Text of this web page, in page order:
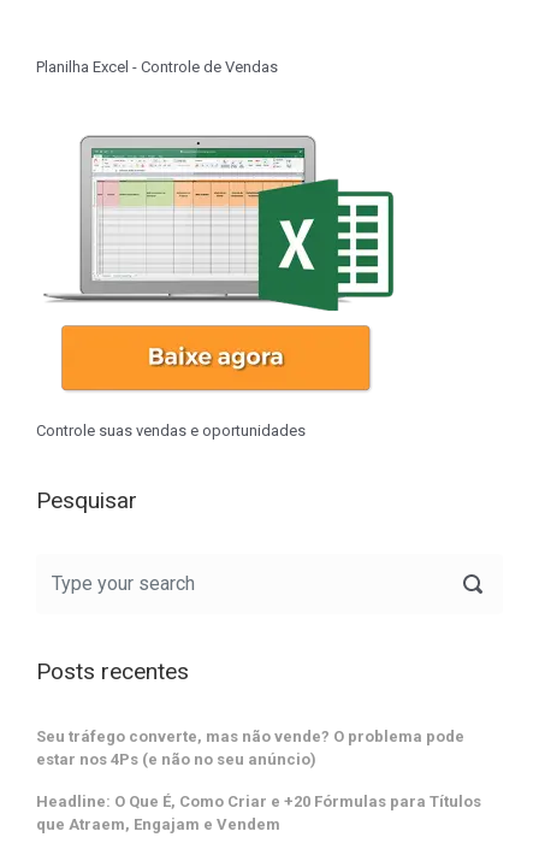
Planilha Excel - Controle de Vendas
Controle suas vendas e oportunidades
Pesquisar
Posts recentes
Seu tráfego converte, mas não vende? O problema pode
estar nos 4Ps (e não no seu anúncio)
Headline: O Que É, Como Criar e +20 Fórmulas para Títulos
que Atraem, Engajam e Vendem